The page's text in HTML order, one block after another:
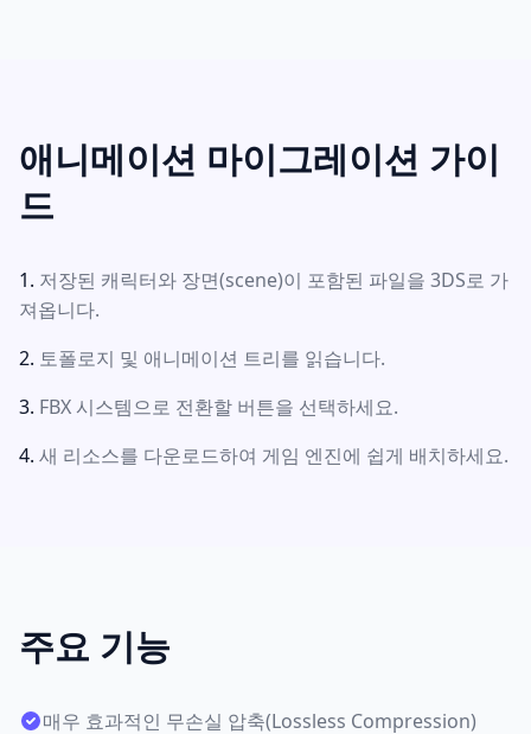
애니메이션 마이그레이션 가이
드
저장된 캐릭터와 장면(scene)이 포함된 파일을 3DS로 가
져옵니다.
토폴로지 및 애니메이션 트리를 읽습니다.
FBX 시스템으로 전환할 버튼을 선택하세요.
새 리소스를 다운로드하여 게임 엔진에 쉽게 배치하세요.
주요 기능
매우 효과적인 무손실 압축(Lossless Compression)